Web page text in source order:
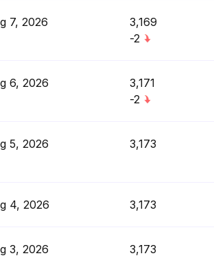
7, 2026
3,169
-2
6, 2026
3,171
-2
5, 2026 3,173
4, 2026 3,173
3, 2026
3,173